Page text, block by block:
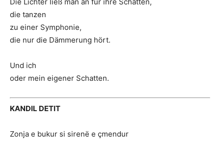
die tanzen
zu einer Symphonie,
die nur die Dämmerung hört.
Und ich
oder mein eigener Schatten.
KANDIL DETIT
Zonja e bukur si sirenë e çmendur